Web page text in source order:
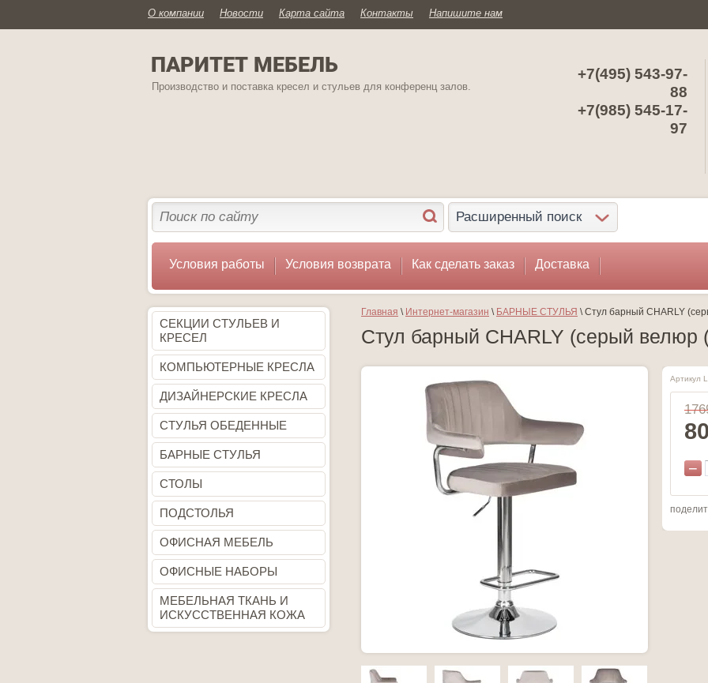
О компании Новости Карта сайта Контакты Напишите нам
ПАРИТЕТ МЕБЕЛЬ
Производство и поставка кресел и стульев для конференц залов.
+7(495) 543-97-
88
+7(985) 545-17-
97
Расширенный поиск
Условия работы Условия возврата Как сделать заказ Доставка
СЕКЦИИ СТУЛЬЕВ И
КРЕСЕЛ
КОМПЬЮТЕРНЫЕ КРЕСЛА
ДИЗАЙНЕРСКИЕ КРЕСЛА
СТУЛЬЯ ОБЕДЕННЫЕ
БАРНЫЕ СТУЛЬЯ
СТОЛЫ
ПОДСТОЛЬЯ
ОФИСНАЯ МЕБЕЛЬ
ОФИСНЫЕ НАБОРЫ
МЕБЕЛЬНАЯ ТКАНЬ И
ИСКУССТВЕННАЯ КОЖА
Главная \ Интернет-магазин \ БАРНЫЕ СТУЛЬЯ \ Стул барный CHARLY
Стул барный CHARLY (серый велюр
Артикул
−